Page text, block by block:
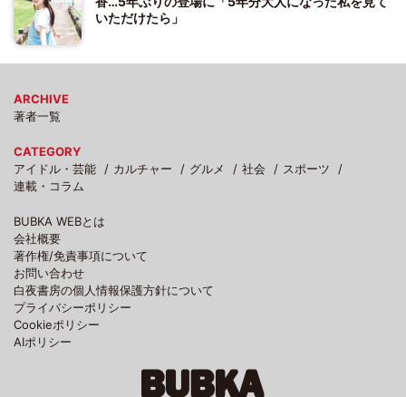
いただけたら」
ARCHIVE
著者一覧
CATEGORY
アイドル・芸能
カルチャー グルメ 社会
スポーツ
連載・コラム
BUBKA WEBとは
会社概要
著作権/免責事項について
お問い合わせ
白夜書房の個人情報保護方針について
プライバシーポリシー
Cookieポリシー
AIポリシー